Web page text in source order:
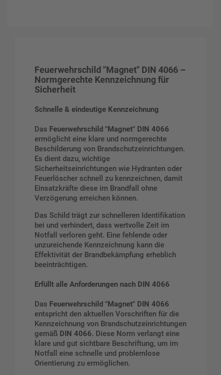
Feuerwehrschild "Magnet" DIN 4066 –
Normgerechte Kennzeichnung für
Sicherheit
Schnelle & eindeutige Kennzeichnung
Das Feuerwehrschild "Magnet" DIN 4066
ermöglicht eine klare und normgerechte
Beschilderung von Brandschutzeinrichtungen.
Es dient dazu, wichtige
Sicherheitseinrichtungen wie Hydranten oder
Feuerlöscher schnell zu kennzeichnen, damit
Einsatzkräfte diese im Brandfall ohne
Verzögerung erreichen können.
Das Schild trägt zur schnelleren Identifikation
bei und verhindert, dass wertvolle Zeit im
Notfall verloren geht. Eine fehlende oder
unzureichende Kennzeichnung kann die
Effektivität der Brandbekämpfung erheblich
beeinträchtigen.
Erfüllt alle Anforderungen nach DIN 4066
Das Feuerwehrschild "Magnet" DIN 4066
entspricht den aktuellen Vorschriften für die
Kennzeichnung von Brandschutzeinrichtungen
gemäß DIN 4066. Diese Norm verlangt eine
klare und gut sichtbare Beschriftung, um im
Notfall eine schnelle und problemlose
Orientierung zu ermöglichen.